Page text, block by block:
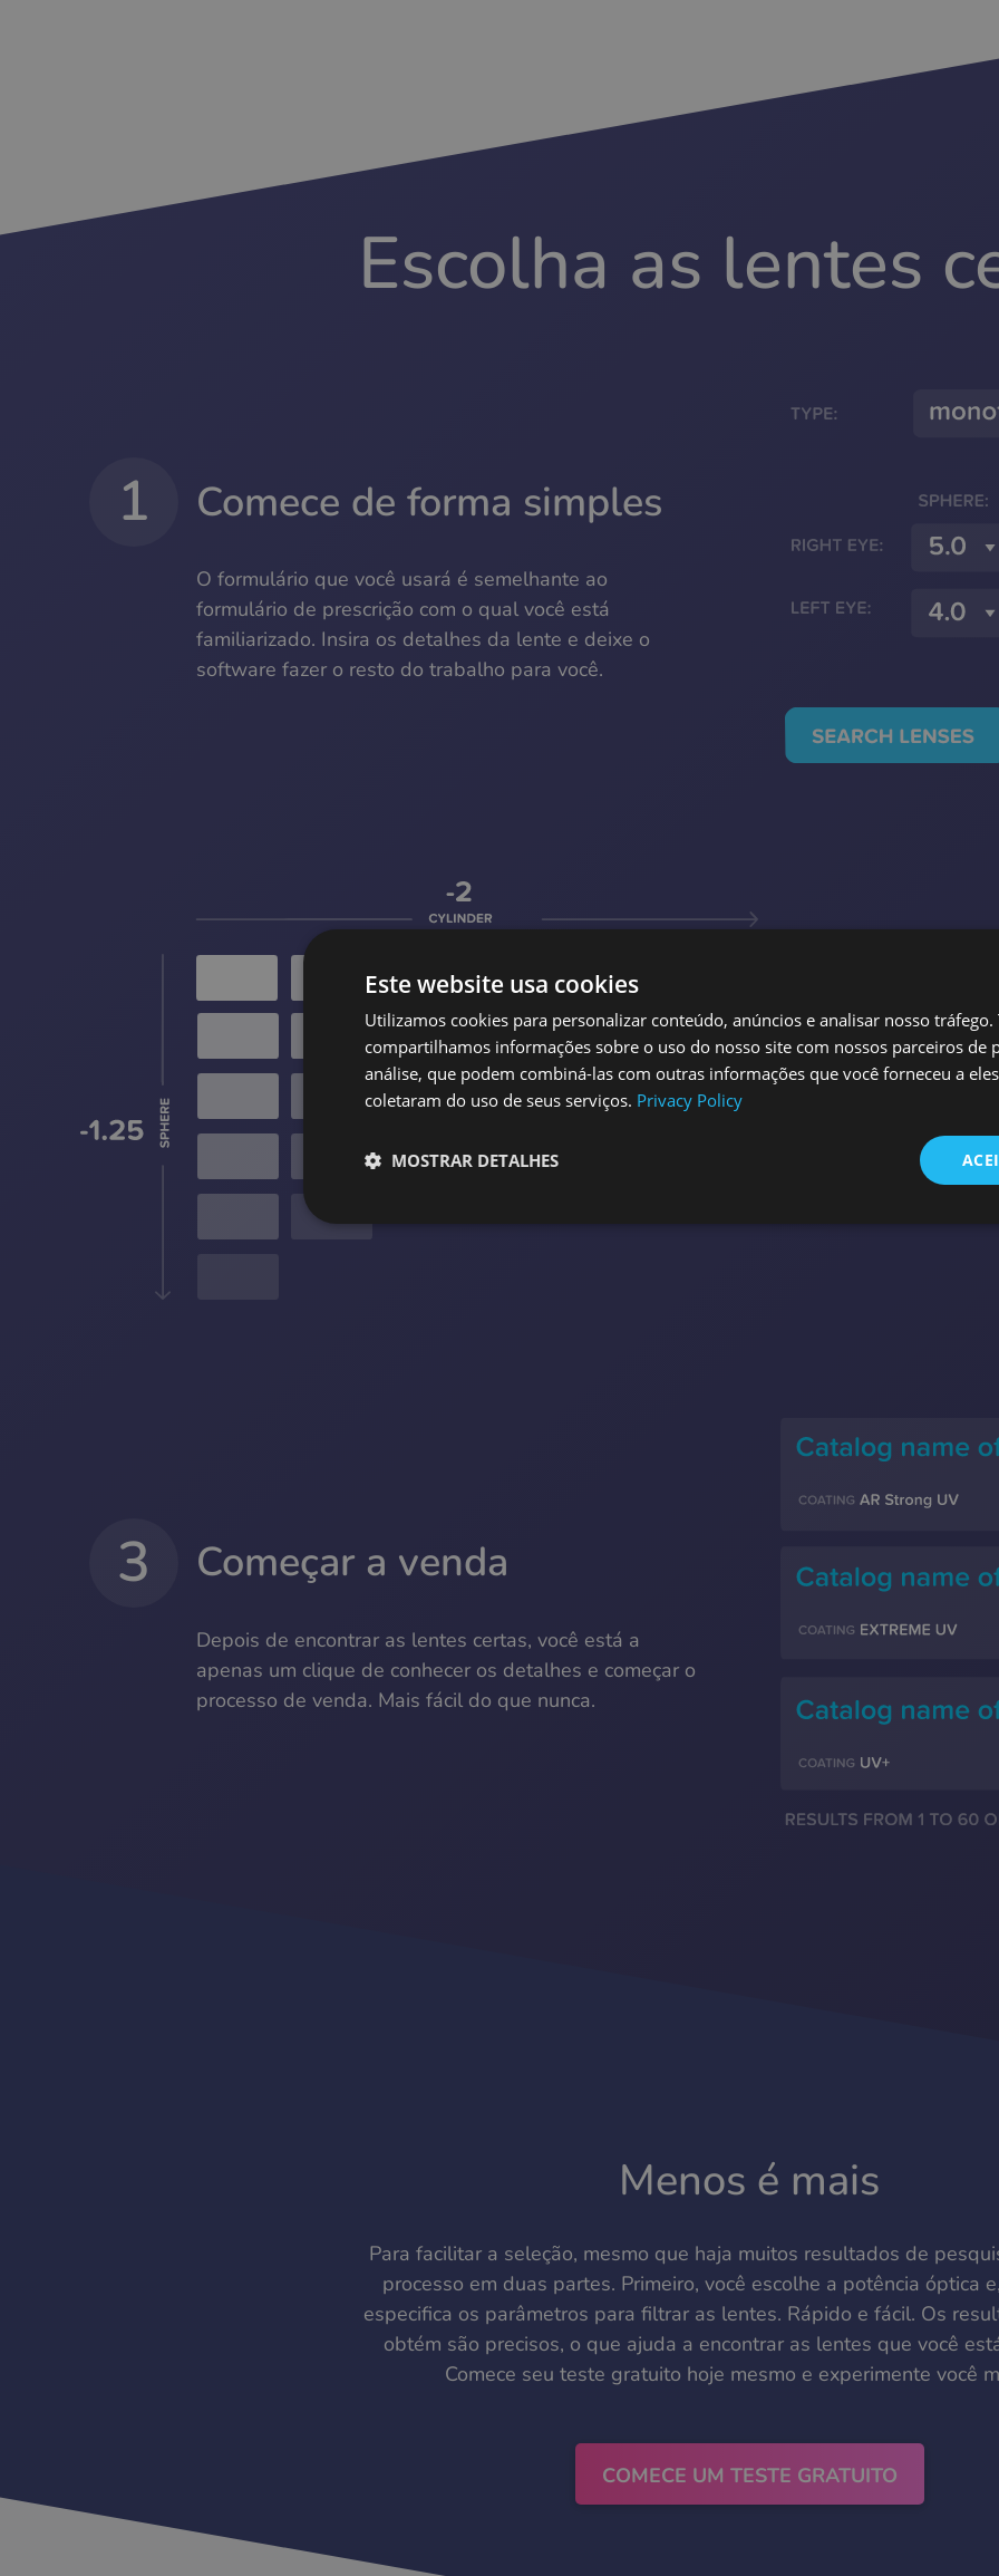
Escolha as lentes
1 Comece de forma simples
O formulário que você usará é semelhante ao
formulário de prescrição com o qual você está
familiarizado. Insira os detalhes da lente e deixe o
software fazer o resto do trabalho para você.
Você
Um
que
3 Começar a venda
Depois de encontrar as lentes certas, você está a
apenas um clique de conhecer os detalhes e começar o
processo de venda. Mais fácil do que nunca.
Menos é mais
Para facilitar a seleção, mesmo que haja muitos resultados de
processo em duas partes. Primeiro, você escolhe a potência óptica
especifica os parâmetros para filtrar as lentes. Rápido e fácil. Os
obtém são precisos, o que ajuda a encontrar as lentes que você
Comece seu teste gratuito hoje mesmo e experimente você
COMECE UM TESTE GRATUITO
Este website usa cookies
Utilizamos cookies para personalizar conteúdo, anúncios e analisar nosso tráfego.
compartilhamos informações sobre o uso do nosso site com nossos parceiros de
análise, que podem combiná-las com outras informações que você forneceu a
coletaram do uso de seus serviços. Privacy Policy
MOSTRAR DETALHES